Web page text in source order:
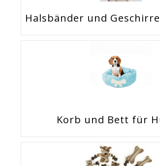
Halsbänder und
Korb und Bett für